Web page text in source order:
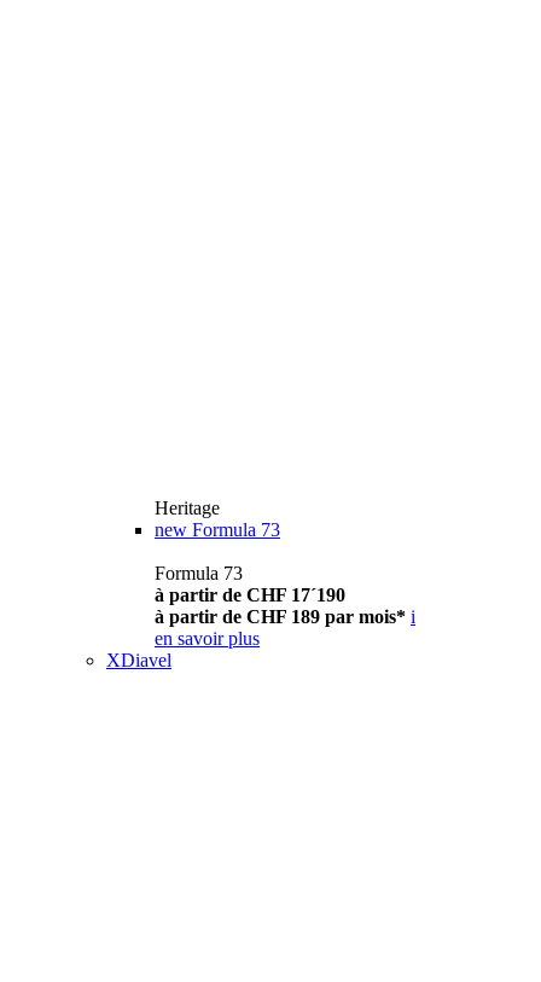
Heritage
new Formula 73
Formula 73
à partir de CHF 17´190
à partir de CHF 189 par mois* i
en savoir plus
XDiavel